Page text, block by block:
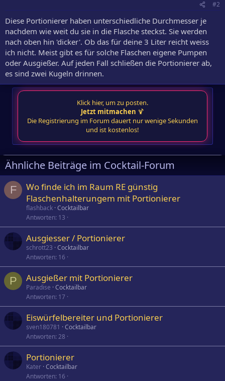
#2
Diese Portionierer haben unterschiedliche Durchmesser je
nachdem wie weit du sie in die Flasche steckst. Sie werden
nach oben hin 'dicker'. Ob das für deine 3 Liter reicht weiss
ich nicht. Meist gibt es für solche Flaschen eigene Pumpen
oder Ausgießer. Auf jeden Fall schließen die Portionierer ab,
es sind zwei Kugeln drinnen.
Klick hier, um zu posten.
Jetzt mitmachen 🍹
Die Registrierung im Forum dauert nur wenige Sekunden
und ist kostenlos!
Ähnliche Beiträge im Cocktail-Forum
F
Wo finde ich im Raum RE günstig
Flaschenhalterungem mit Portionierer
flashback Cocktailbar
Antworten 13
Ausgiesser / Portionierer
schrott23 Cocktailbar
Antworten 16
P Ausgießer mit Portionierer
Paradise Cocktailbar
Antworten 17
Eiswürfelbereiter und Portionierer
sven180781
Cocktailbar
Antworten 28
Portionierer
Kater Cocktailbar
Antworten 16